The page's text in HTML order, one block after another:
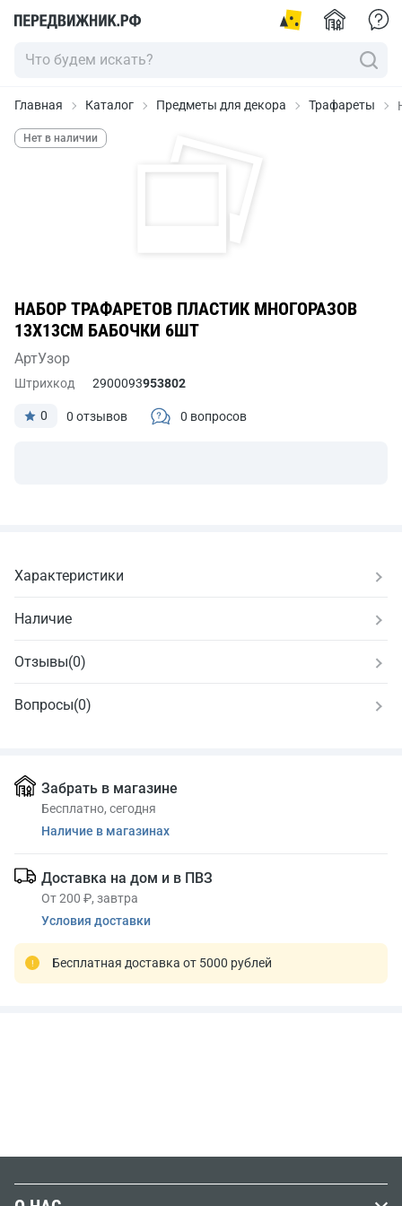
Главная Каталог Предметы для декора Трафареты
Нет в наличии
НАБОР ТРАФАРЕТОВ ПЛАСТИК МНОГОРАЗОВ
13Х13СМ БАБОЧКИ 6ШТ
АртУзор
0 0 отзывов 0 вопросов
Штрихкод 2900093953802
Характеристики
Наличие
Отзывы(0)
Вопросы(0)
Забрать в магазине
Бесплатно, сегодня
Наличие в магазинах
Доставка на дом и в ПВЗ
От 200 ₽, завтра
Условия доставки
Бесплатная доставка от 5000 рублей